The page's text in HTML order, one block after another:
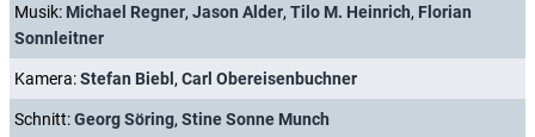
Musik: Michael Regner, Jason Alder, Tilo M. Heinrich, Florian
Sonnleitner
Kamera:Stefan Biebl, Carl Obereisenbuchner
Schnitt:Georg Söring, Stine Sonne Munch